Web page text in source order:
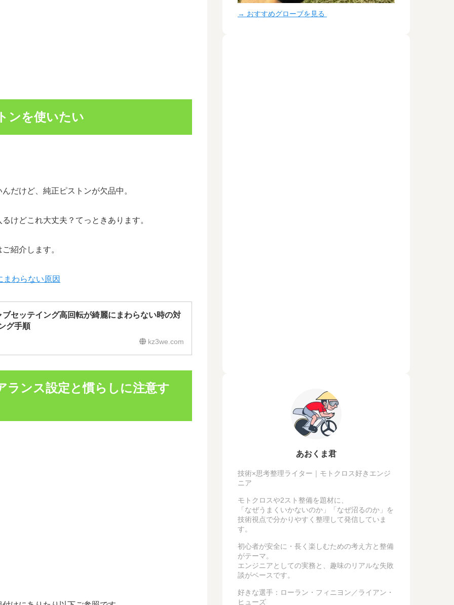
ンを使いたい
だけど、純正ピストンが欠品中。
けどこれ大丈夫？てっときあります。
紹介します。
わらない原因
セッテイング高回転が綺麗にまわらない時の対
グ手順
kz3we.com
ランス設定と慣らしに注意す
→ おすすめグローブを見る
あおくま君
技術×思考整理ライター｜モトクロス好きエンジ
ニア
モトクロスや2スト整備を題材に、
「なぜうまくいかないのか」「なぜ沼るのか」を
技術視点で分かりやすく整理して発信していま
す。
初心者が安全に・長く楽しむための考え方と整備
がテーマ。
エンジニアとしての実務と、趣味のリアルな失敗
談がベースです。
好きな選手：ローラン・フィニヨン／ライアン・
ヒューズ